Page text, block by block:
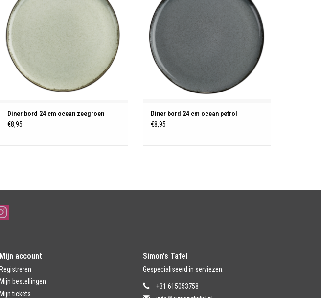
Diner bord 24 cm ocean zeegroen
€8,95
Diner bord 24 cm ocean petrol
€8,95
Mijn account
Registreren
Mijn bestellingen
Mijn tickets
Simon's Tafel
Gespecialiseerd in serviezen.
+31 615053758